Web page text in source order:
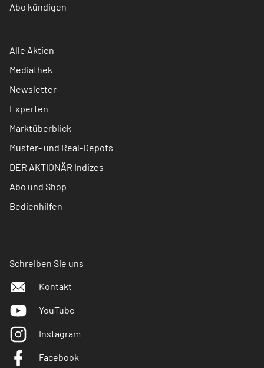
Abo kündigen
Alle Aktien
Mediathek
Newsletter
Experten
Marktüberblick
Muster- und Real-Depots
DER AKTIONÄR Indizes
Abo und Shop
Bedienhilfen
Schreiben Sie uns
Kontakt
YouTube
Instagram
Facebook